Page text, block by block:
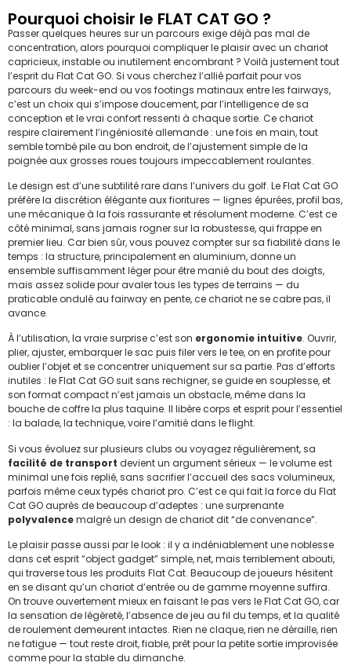
Pourquoi choisir le FLAT CAT GO ?
Passer quelques heures sur un parcours exige déjà pas mal de
concentration, alors pourquoi compliquer le plaisir avec un chariot
capricieux, instable ou inutilement encombrant ? Voilà justement tout
l’esprit du Flat Cat GO. Si vous cherchez l’allié parfait pour vos
parcours du week-end ou vos footings matinaux entre les fairways,
c’est un choix qui s’impose doucement, par l’intelligence de sa
conception et le vrai confort ressenti à chaque sortie. Ce chariot
respire clairement l’ingéniosité allemande : une fois en main, tout
semble tombé pile au bon endroit, de l’ajustement simple de la
poignée aux grosses roues toujours impeccablement roulantes.
Le design est d’une subtilité rare dans l’univers du golf. Le Flat Cat GO
préfère la discrétion élégante aux fioritures — lignes épurées, profil bas,
une mécanique à la fois rassurante et résolument moderne. C’est ce
côté minimal, sans jamais rogner sur la robustesse, qui frappe en
premier lieu. Car bien sûr, vous pouvez compter sur sa fiabilité dans le
temps : la structure, principalement en aluminium, donne un
ensemble suffisamment léger pour être manié du bout des doigts,
mais assez solide pour avaler tous les types de terrains — du
praticable ondulé au fairway en pente, ce chariot ne se cabre pas, il
avance.
À l’utilisation, la vraie surprise c’est son ergonomie intuitive. Ouvrir,
plier, ajuster, embarquer le sac puis filer vers le tee, on en profite pour
oublier l’objet et se concentrer uniquement sur sa partie. Pas d’efforts
inutiles : le Flat Cat GO suit sans rechigner, se guide en souplesse, et
son format compact n’est jamais un obstacle, même dans la
bouche de coffre la plus taquine. Il libère corps et esprit pour l’essentiel
: la balade, la technique, voire l’amitié dans le flight.
Si vous évoluez sur plusieurs clubs ou voyagez régulièrement, sa
facilité de transport devient un argument sérieux — le volume est
minimal une fois replié, sans sacrifier l’accueil des sacs volumineux,
parfois même ceux typés chariot pro. C’est ce qui fait la force du Flat
Cat GO auprès de beaucoup d’adeptes : une surprenante
polyvalencemalgré un design de chariot dit “de convenance”.
Le plaisir passe aussi par le look : il y a indéniablement une noblesse
dans cet esprit “object gadget” simple, net, mais terriblement abouti,
qui traverse tous les produits Flat Cat. Beaucoup de joueurs hésitent
en se disant qu’un chariot d’entrée ou de gamme moyenne suffira.
On trouve ouvertement mieux en faisant le pas vers le Flat Cat GO, car
la sensation de légèreté, l’absence de jeu au fil du temps, et la qualité
de roulement demeurent intactes. Rien ne claque, rien ne déraille, rien
ne fatigue — tout reste droit, fiable, prêt pour la petite sortie improvisée
comme pour la stable du dimanche.